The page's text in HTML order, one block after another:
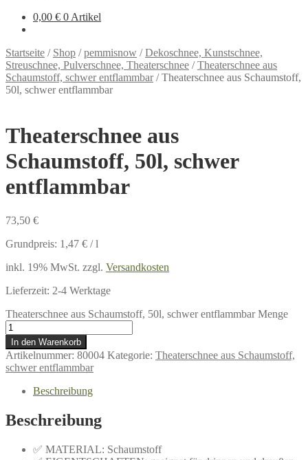
0,00 € 0 Artikel
Startseite / Shop /pemmisnow /Dekoschnee, Kunstschnee,
Streuschnee, Pulverschnee, Theaterschnee /Theaterschnee aus
Schaumstoff, schwer entflammbar/Theaterschnee aus Schaumstoff,
50l, schwer entflammbar
Theaterschnee aus
Schaumstoff, 50l, schwer
entflammbar
73,50 €
Grundpreis: 1,47 € /l
inkl. 19% MwSt. zzgl. Versandkosten
Lieferzeit: 2-4 Werktage
Theaterschnee aus Schaumstoff, 50l, schwer entflammbar Menge
In den Warenkorb
Artikelnummer: 80004 Kategorie: Theaterschnee aus Schaumstoff,
schwer entflammbar
Beschreibung
Beschreibung
✅ MATERIAL: Schaumstoff